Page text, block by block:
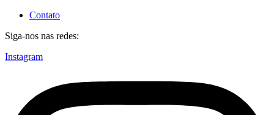
Contato
Siga-nos nas redes:
Instagram